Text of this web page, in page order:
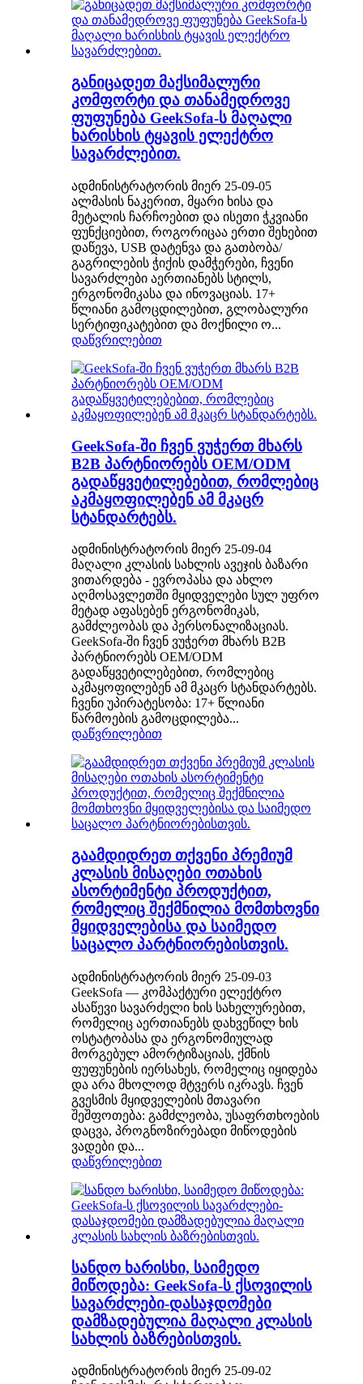
განიცადეთ მაქსიმალური
კომფორტი და თანამედროვე
ფუფუნება GeekSofa-ს მაღალი
ხარისხის ტყავის ელექტრო
სავარძლებით.
ადმინისტრატორის მიერ 25-09-05
ალმასის ნაკერით, მყარი ხისა და
მეტალის ჩარჩოებით და ისეთი ჭკვიანი
ფუნქციებით, როგორიცაა ერთი შეხებით
დაწევა, USB დატენვა და გათბობა/
გაგრილების ჭიქის დამჭერები, ჩვენი
სავარძლები აერთიანებს სტილს,
ერგონომიკასა და ინოვაციას. 17+
წლიანი გამოცდილებით, გლობალური
სერტიფიკატებით და მოქნილი ო...
დაწვრილებით
GeekSofa-ში ჩვენ ვუჭერთ მხარს
B2B პარტნიორებს OEM/ODM
გადაწყვეტილებებით, რომლებიც
აკმაყოფილებენ ამ მკაცრ
სტანდარტებს.
ადმინისტრატორის მიერ 25-09-04
მაღალი კლასის სახლის ავეჯის ბაზარი
ვითარდება - ევროპასა და ახლო
აღმოსავლეთში მყიდველები სულ უფრო
მეტად აფასებენ ერგონომიკას,
გამძლეობას და პერსონალიზაციას.
GeekSofa-ში ჩვენ ვუჭერთ მხარს B2B
პარტნიორებს OEM/ODM
გადაწყვეტილებებით, რომლებიც
აკმაყოფილებენ ამ მკაცრ სტანდარტებს.
ჩვენი უპირატესობა: 17+ წლიანი
წარმოების გამოცდილება...
დაწვრილებით
გაამდიდრეთ თქვენი პრემიუმ
კლასის მისაღები ოთახის
ასორტიმენტი პროდუქტით,
რომელიც შექმნილია მომთხოვნი
მყიდველებისა და საიმედო
საცალო პარტნიორებისთვის.
ადმინისტრატორის მიერ 25-09-03
GeekSofa — კომპაქტური ელექტრო
ასაწევი სავარძელი ხის სახელურებით,
რომელიც აერთიანებს დახვეწილ ხის
ოსტატობასა და ერგონომიულად
მორგებულ ამორტიზაციას, ქმნის
ფუფუნების იერსახეს, რომელიც იყიდება
და არა მხოლოდ მტვერს იკრავს. ჩვენ
გვესმის მყიდველების მთავარი
შეშფოთება: გამძლეობა, უსაფრთხოების
დაცვა, პროგნოზირებადი მიწოდების
ვადები და...
დაწვრილებით
სანდო ხარისხი, საიმედო
მიწოდება: GeekSofa-ს ქსოვილის
სავარძლები-დასაჯდომები
დამზადებულია მაღალი კლასის
სახლის ბაზრებისთვის.
ადმინისტრატორის მიერ 25-09-02